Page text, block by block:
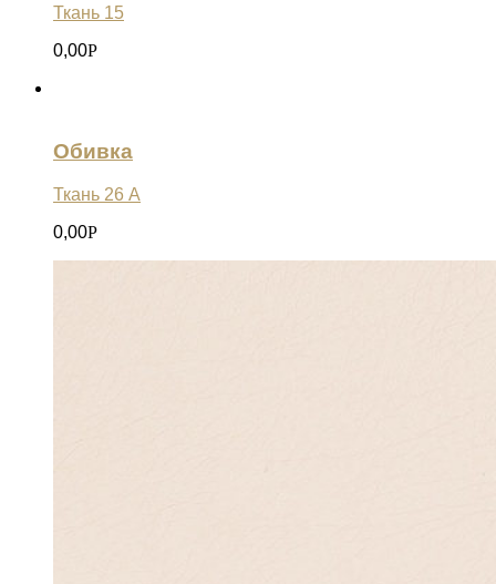
Ткань 15
0,00Р
Обивка
Ткань 26 А
0,00Р